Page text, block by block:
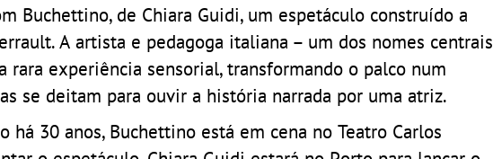
Buchettino, de Chiara Guidi, um espetáculo construído a
A artista e pedagoga italiana – um dos nomes centrais
experiência sensorial, transformando o palco num
se deitam para ouvir a história narrada por uma atriz.
30 anos, Buchettino está em cena no Teatro Carlos